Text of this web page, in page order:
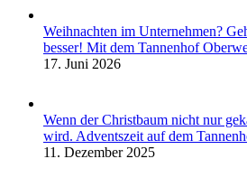
Weihnachten im Unternehmen?
besser! Mit dem Tannenhof
17. Juni 2026
Wenn der Christbaum nicht nur
wird. Adventszeit auf dem
11. Dezember 2025